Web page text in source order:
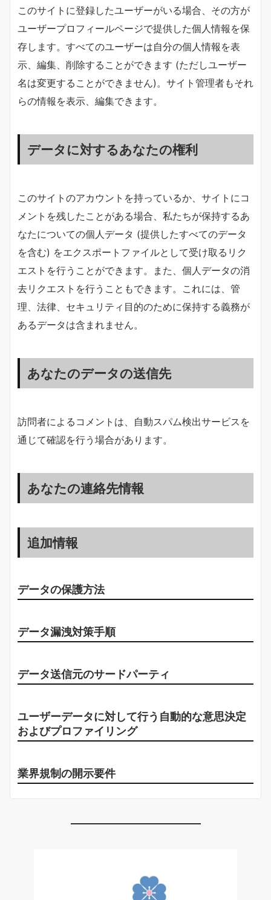
このサイトに登録したユーザーがいる場合、その方が
ユーザープロフィールページで提供した個人情報を保
存します。すべてのユーザーは自分の個人情報を表
示、編集、削除することができます (ただしユーザー
名は変更することができません)。サイト管理者もそれ
らの情報を表示、編集できます。
データに対するあなたの権利
このサイトのアカウントを持っているか、サイトにコ
メントを残したことがある場合、私たちが保持するあ
なたについての個人データ (提供したすべてのデータ
を含む) をエクスポートファイルとして受け取るリク
エストを行うことができます。また、個人データの消
去リクエストを行うこともできます。これには、管
理、法律、セキュリティ目的のために保持する義務が
あるデータは含まれません。
あなたのデータの送信先
訪問者によるコメントは、自動スパム検出サービスを
通じて確認を行う場合があります。
あなたの連絡先情報
追加情報
データの保護方法
データ漏洩対策手順
データ送信元のサードパーティ
ユーザーデータに対して行う自動的な意思決定
およびプロファイリング
業界規制の開示要件